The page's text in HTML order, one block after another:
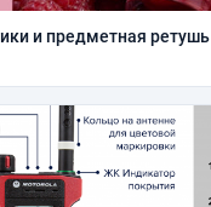
и предметная ретушь